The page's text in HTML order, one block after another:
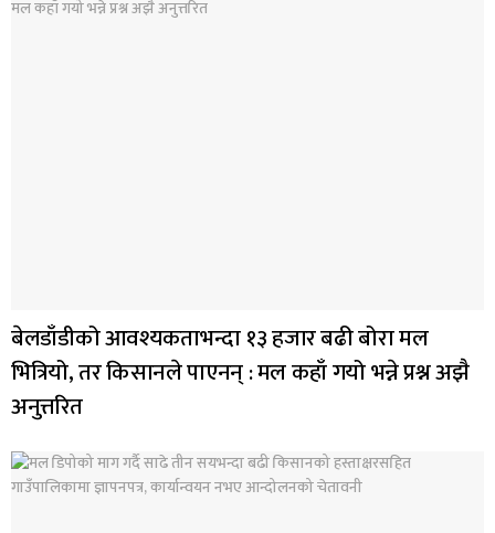
बेलडाँडीको आवश्यकताभन्दा १३ हजार बढी बोरा मल
भित्रियो, तर किसानले पाएनन् : मल कहाँ गयो भन्ने प्रश्न अझै
अनुत्तरित